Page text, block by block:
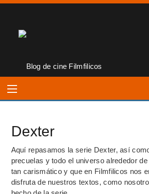
Dexter
Aquí repasamos la serie Dexter, así
precuelas y todo el universo alrededor
tan carismático y que en Filmfilicos nos
disfruta de nuestros textos, como